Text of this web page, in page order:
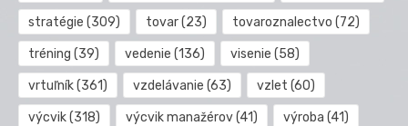
stratégie (309) tovar(23) tovaroznalectvo (72)
tréning (39) vedenie (136) visenie (58)
vrtuľník(361) vzdelávanie (63) vzlet (60)
výcvik(318) výcvik manažérov(41) výroba (41)